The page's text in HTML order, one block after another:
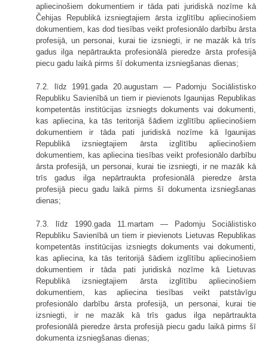
aplie­cinošiem dokumentiem ir tāda pati juridiskā nozīme kā
Čehijas Republikā izsniegtajiem ārsta izglītību apliecinošiem
dokumentiem, kas dod tiesības veikt profesionālo darbību ārsta
profesijā, un personai, kurai tie izsniegti, ir ne mazāk kā trīs
gadus ilga nepārtraukta profesionālā pieredze ārsta profesijā
piecu gadu laikā pirms šī dokumenta izsniegšanas dienas;
7.2. līdz 1991.gada 20.augustam — Padomju Sociālistisko
Republiku Savienībā un tiem ir pievienots Igaunijas Republikas
kompetentās institūcijas izsniegts dokuments vai dokumenti,
kas apliecina, ka tās teritorijā šādiem izglī­tību apliecinošiem
dokumentiem ir tāda pati juridiskā nozīme kā Igaunijas
Republikā izsniegtajiem ārsta izglītību apliecinošiem
dokumentiem, kas aplie­cina tiesības veikt profesionālo darbību
ārsta profesijā, un personai, kurai tie izsniegti, ir ne mazāk kā
trīs gadus ilga nepārtraukta profesionālā pieredze ārsta
profesijā piecu gadu laikā pirms šī dokumenta izsniegšanas
dienas;
7.3. līdz 1990.gada 11.martam — Padomju Sociālistisko
Republiku Savie­nībā un tiem ir pievienots Lietuvas Republikas
kompetentās institūcijas izsniegts dokuments vai dokumenti,
kas apliecina, ka tās teritorijā šādiem izglītību aplie­cinošiem
dokumentiem ir tāda pati juridiskā nozīme kā Lietuvas
Republikā izsniegtajiem ārsta izglītību apliecinošiem
dokumentiem, kas apliecina tiesības veikt patstāvīgu
profesionālo darbību ārsta profesijā, un personai, kurai tie
izsniegti, ir ne mazāk kā trīs gadus ilga nepārtraukta
profesionālā pieredze ārsta profesijā piecu gadu laikā pirms šī
dokumenta izsniegšanas dienas;